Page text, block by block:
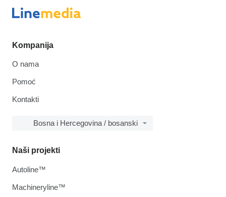
Kompanija
O nama
Pomoć
Kontakti
Bosna i Hercegovina / bosanski
Naši projekti
Autoline™
Machineryline™